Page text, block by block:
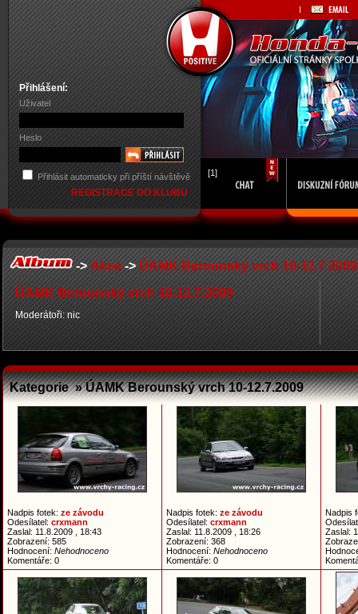
Přihlášení:
Uživatel
Heslo
Přihlásit automaticky při příští návštěvě
REGISTRACE DO KLUBU
[1]
->Akce -> ÚAMK Berounský vrch 10-12.7.2009
ÚAMK Berounský vrch 10-12.7.2009
Moderátoři: nic
Kategorie » ÚAMK Berounský vrch 10-12.7.2009
Nadpis fotek: ze závodu
Odesílatel: crxmann
Zaslal: 11.8.2009 , 18:43
Zobrazení: 585
Hodnocení: Nehodnoceno
Komentáře: 0
Nadpis fotek: ze závodu
Odesílatel: crxmann
Zaslal: 11.8.2009 , 18:26
Zobrazení: 368
Hodnocení: Nehodnoceno
Komentáře: 0
Nadpis
Zaslal: